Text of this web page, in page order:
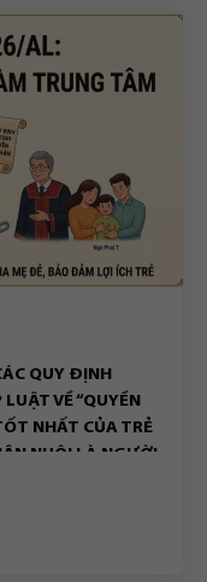
QUY ĐỊNH
VỀ “QUYỀN
NHẤT CỦA TRẺ
NUÔI LÀ NGƯỜI